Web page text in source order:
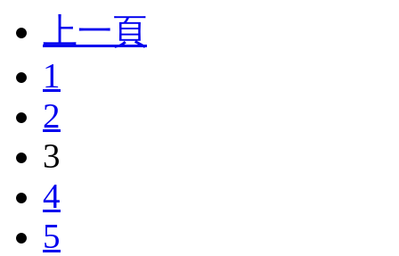
上一頁
1
2
3
4
5